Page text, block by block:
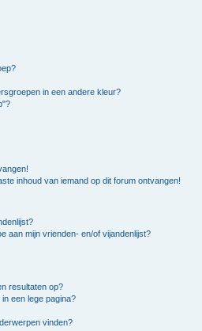
in een andere kleur?
inhoud van iemand op dit forum ontvangen!
aan mijn vrienden- en/of vijandenlijst?
resultaten op?
een lege pagina?
vinden?